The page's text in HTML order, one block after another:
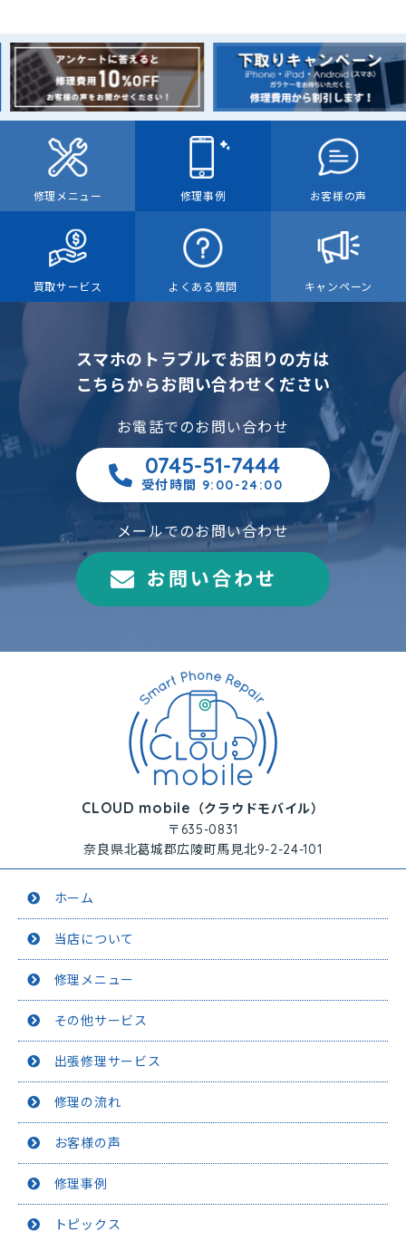
修理メニュー 修理事例 お客様の声
買取サービス よくある質問 キャンペーン
スマホのトラブルでお困りの方は
こちらからお問い合わせください
お電話でのお問い合わせ
0745-51-7444
受付時間 9:00-24:00
メールでのお問い合わせ
お問い合わせ
CLOUD mobile （クラウドモバイル）
〒635-0831
奈良県北葛城郡広陵町馬見北9-2-24-101
ホーム
当店について
修理メニュー
その他サービス
出張修理サービス
修理の流れ
お客様の声
修理事例
トピックス